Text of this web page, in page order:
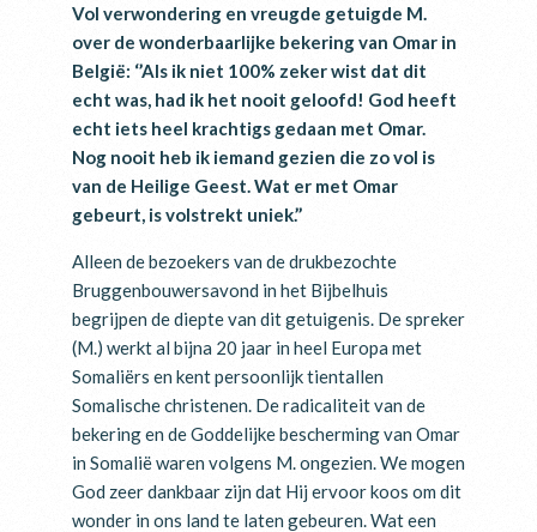
Vol verwondering en vreugde getuigde M.
over de wonderbaarlijke bekering van Omar in
België: ‘’Als ik niet 100% zeker wist dat dit
echt was, had ik het nooit geloofd! God heeft
echt iets heel krachtigs gedaan met Omar.
Nog nooit heb ik iemand gezien die zo vol is
van de Heilige Geest. Wat er met Omar
gebeurt, is volstrekt uniek.’’
Alleen de bezoekers van de drukbezochte
Bruggenbouwersavond in het Bijbelhuis
begrijpen de diepte van dit getuigenis. De spreker
(M.) werkt al bijna 20 jaar in heel Europa met
Somaliërs en kent persoonlijk tientallen
Somalische christenen. De radicaliteit van de
bekering en de Goddelijke bescherming van Omar
in Somalië waren volgens M. ongezien. We mogen
God zeer dankbaar zijn dat Hij ervoor koos om dit
wonder in ons land te laten gebeuren. Wat een